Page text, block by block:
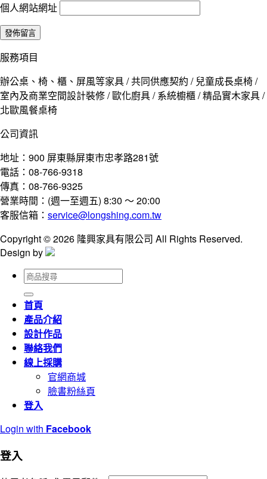
個人網站網址
服務項目
辦公桌、椅、櫃、屏風等家具 / 共同供應契約 / 兒童成長桌椅 /
室內及商業空間設計裝修 / 歐化廚具 / 系統櫥櫃 / 精品實木家具 /
北歐風餐桌椅
公司資訊
地址：900 屏東縣屏東市忠孝路281號
電話：08-766-9318
傳真：08-766-9325
營業時間：(週一至週五) 8:30 ～ 20:00
客服信箱： service@longshing.com.tw
Copyright © 2026 隆興家具有限公司 All Rights Reserved.
Design by
搜
尋
關
鍵
字:
首頁
產品介紹
設計作品
聯絡我們
線上採購
官網商城
臉書粉絲頁
登入
Login with Facebook
登入